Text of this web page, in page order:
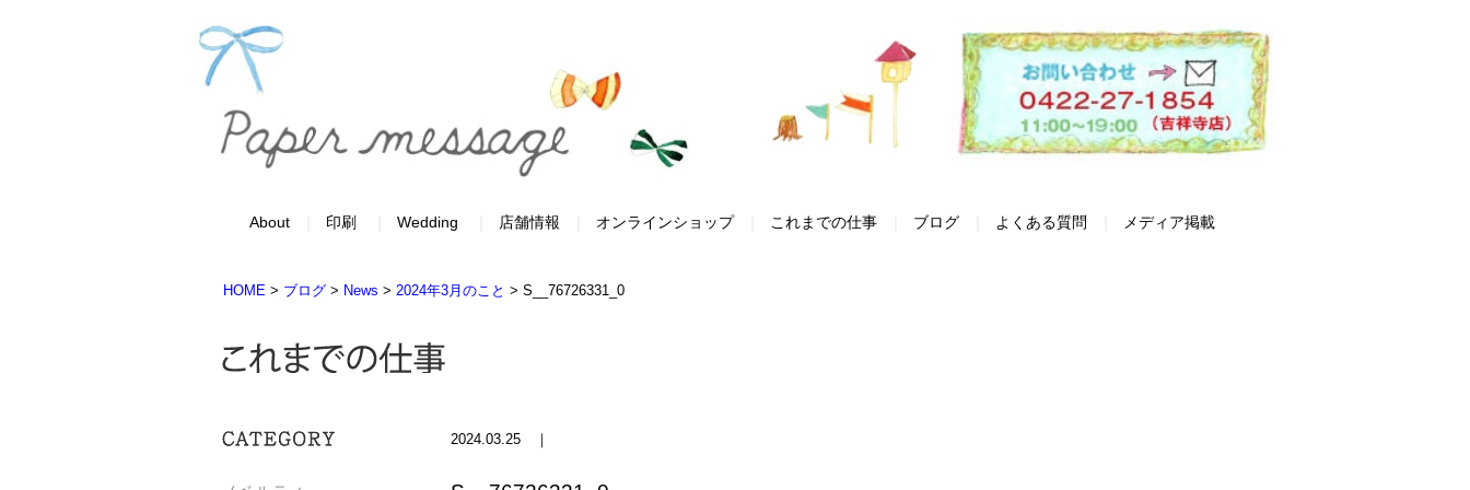
About 印刷 Wedding 店舗情報 オンラインショップ これまでの仕事 ブログ よくある質問 メディア掲載
HOME > ブログ > News > 2024年3月のこと > S__76726331_0
2024.03.25 ｜